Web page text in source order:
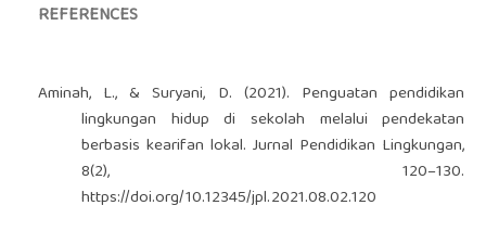
REFERENCES
Aminah, L., & Suryani, D. (2021). Penguatan pendidikan
lingkungan hidup di sekolah melalui pendekatan
berbasis kearifan lokal. Jurnal Pendidikan Lingkungan,
8(2), 120–130.
https://doi.org/10.12345/jpl.2021.08.02.120